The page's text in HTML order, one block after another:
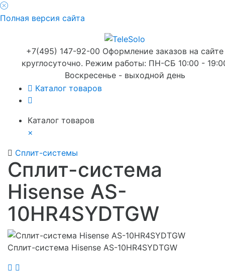
Полная версия сайта
+7(495) 147-92-00 Оформление заказов на сайте
круглосуточно. Режим работы: ПН-СБ 10:00 -
Воскресенье - выходной день
Каталог товаров
Каталог товаров
×
Сплит-системы
Сплит-система
Hisense AS-
10HR4SYDTGW
Сплит-система Hisense AS-10HR4SYDTGW